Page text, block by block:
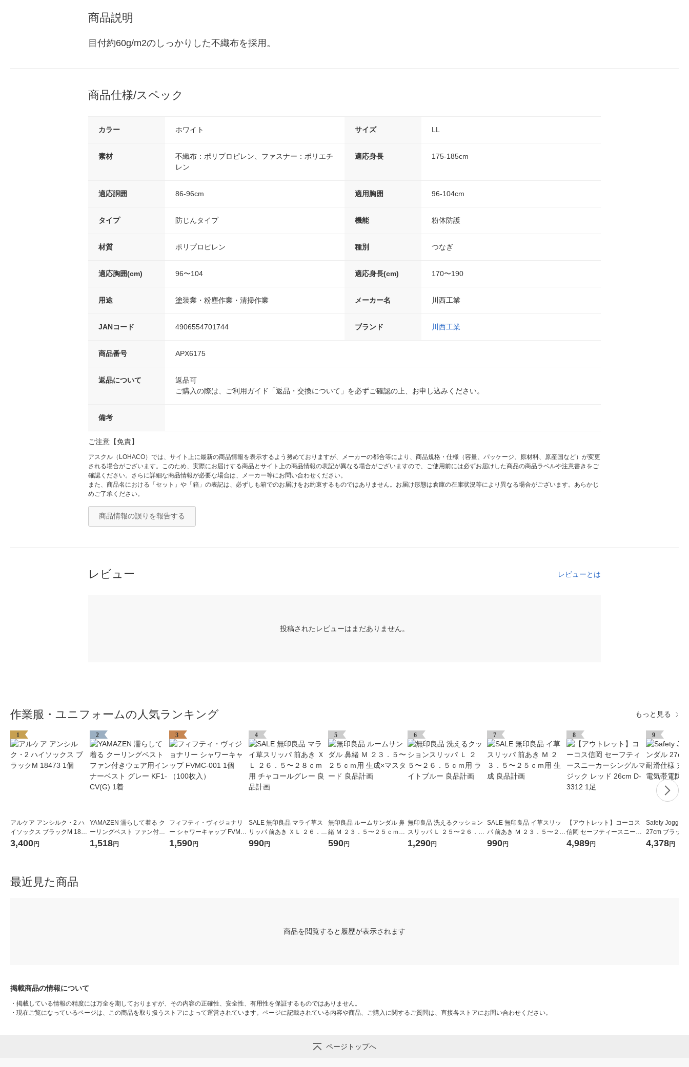
商品説明
目付約60g/m2のしっかりした不織布を採用。
商品仕様/スペック
カラー ホワイト サイズ LL
素材
不織布：ポリプロピレン、ファスナー：ポリエチ
レン
適応身長 175-185cm
適応胴囲 86-96cm 適用胸囲 96-104cm
タイプ 防じんタイプ 機能 粉体防護
材質 ポリプロピレン 種別 つなぎ
適応胸囲(cm) 96〜104 適応身長(cm) 170〜190
用途 塗装業・粉塵作業・清掃作業 メーカー名 川西工業
JANコード 4906554701744 ブランド 川西工業
商品番号 APX6175
返品について
返品可
ご購入の際は、ご利用ガイド「返品・交換について」を必ずご確認の上、お申し込みください。
備考
ご注意【免責】
アスクル（LOHACO）では、サイト上に最新の商品情報を表示するよう努めておりますが、メーカーの都合等により、商品規格・仕様（容量、パッケージ、原材料、原産国など）が変更
される場合がございます。このため、実際にお届けする商品とサイト上の商品情報の表記が異なる場合がございますので、ご使用前には必ずお届けした商品の商品ラベルや注意書きをご
確認ください。さらに詳細な商品情報が必要な場合は、メーカー等にお問い合わせください。
また、商品名における「セット」や「箱」の表記は、必ずしも箱でのお届けをお約束するものではありません。お届け形態は倉庫の在庫状況等により異なる場合がございます。あらかじ
めご了承ください。
商品情報の誤りを報告する
レビュー レビューとは
投稿されたレビューはまだありません。
作業服・ユニフォームの人気ランキング もっと見る
1
アルケア アンシルク・2 ハ
イソックス ブラックM 1847
3 1個
3,400円
2
YAMAZEN 濡らして着る ク
ーリングベスト ファン付き
ウェア用インナーベスト グ
1,518円
3
フィフティ・ヴィジョナリ
ー シャワーキャップ FVMC-
001 1個（100枚入）
1,590円
4
SALE 無印良品 マライ草ス
リッパ 前あき ＸＬ ２６．
５〜２８ｃｍ用 チャコール
990円
5
無印良品 ルームサンダル 鼻
緒 Ｍ ２３．５〜２５ｃｍ用
生成×マスタード 良品計画
590円
6
無印良品 洗えるクッション
スリッパ Ｌ ２５〜２６．５
ｃｍ用 ライトブルー 良品計
1,290円
7
SALE 無印良品 イ草スリッ
パ 前あき Ｍ ２３．５〜２５
ｃｍ用 生成 良品計画
990円
8
【アウトレット】コーコス
信岡 セーフティースニーカ
ーシングルマジック レッド
4,989円
9
Safety Jogger
27cm ブラック
洗い可能 静電
4,378円
最近見た商品
商品を閲覧すると履歴が表示されます
掲載商品の情報について
・ 掲載している情報の精度には万全を期しておりますが、その内容の正確性、安全性、有用性を保証するものではありません。
・ 現在ご覧になっているページは、この商品を取り扱うストアによって運営されています。ページに記載されている内容や商品、ご購入に関するご質問は、直接各ストアにお問い合わせください。
ページトップへ